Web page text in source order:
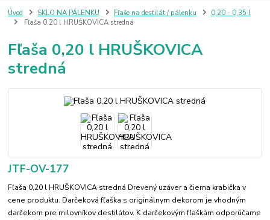
Úvod SKLO NA PÁLENKU Fľaše na destilát / pálenku
0,20 - 0,35 l
Fľaša 0,20 l HRUŠKOVICA stredná
Fľaša 0,20 l HRUŠKOVICA
stredná
JTF-OV-177
Fľaša 0,20 l HRUŠKOVICA stredná Drevený uzáver a čierna krabička v
cene produktu. Darčeková fľaška s originálnym dekorom je vhodným
darčekom pre milovníkov destilátov. K darčekovým fľaškám odporúčame